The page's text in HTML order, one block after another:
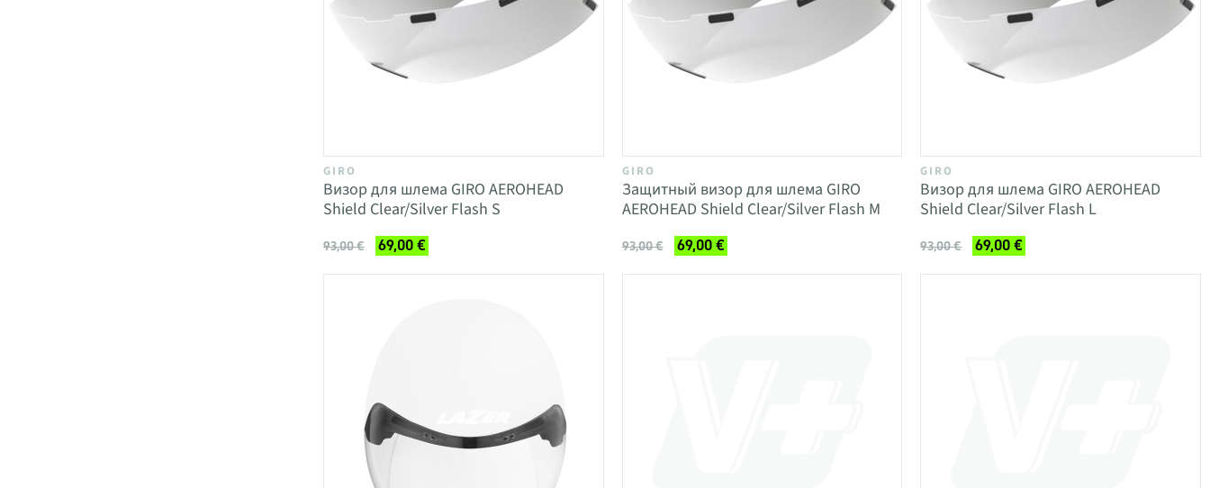
GIRO
Визор для шлема GIRO AEROHEAD
Shield Clear/Silver Flash S
93,00 € 69,00 €
GIRO
Защитный визор для шлема GIRO
AEROHEAD Shield Clear/Silver Flash M
93,00 € 69,00 €
GIRO
Визор для шлема GIRO AEROHEAD
Shield Clear/Silver Flash L
93,00 € 69,00 €